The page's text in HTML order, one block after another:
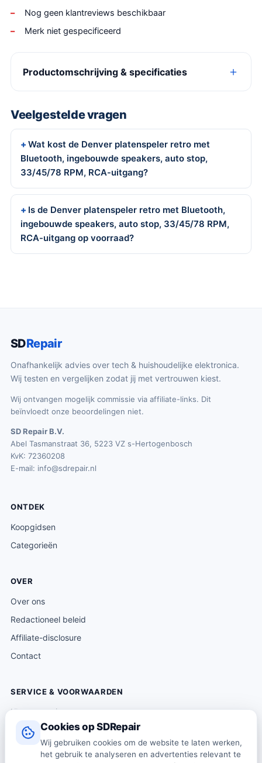
Cookies op SDRepair
Wij gebruiken cookies om de website te laten werken,
het gebruik te analyseren en advertenties relevant te
Nog geen klantreviews beschikbaar
Merk niet gespecificeerd
Productomschrijving & specificaties
Veelgestelde vragen
Wat kost de Denver platenspeler retro met
Bluetooth, ingebouwde speakers, auto stop,
33/45/78 RPM, RCA-uitgang?
Is de Denver platenspeler retro met Bluetooth,
ingebouwde speakers, auto stop, 33/45/78 RPM,
RCA-uitgang op voorraad?
SDRepair
Onafhankelijk advies over tech & huishoudelijke elektronica.
Wij testen en vergelijken zodat jij met vertrouwen kiest.
Wij ontvangen mogelijk commissie via affiliate-links. Dit
beïnvloedt onze beoordelingen niet.
SD Repair B.V.
Abel Tasmanstraat 36, 5223 VZ s-Hertogenbosch
KvK: 72360208
E-mail: info@sdrepair.nl
ONTDEK
Koopgidsen
Categorieën
OVER
Over ons
Redactioneel beleid
Affiliate-disclosure
Contact
SERVICE & VOORWAARDEN
Klantenservice
Verzending & levering
Retourneren